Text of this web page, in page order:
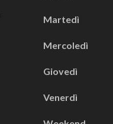
Martedì
Mercoledì
Giovedì
Venerdì